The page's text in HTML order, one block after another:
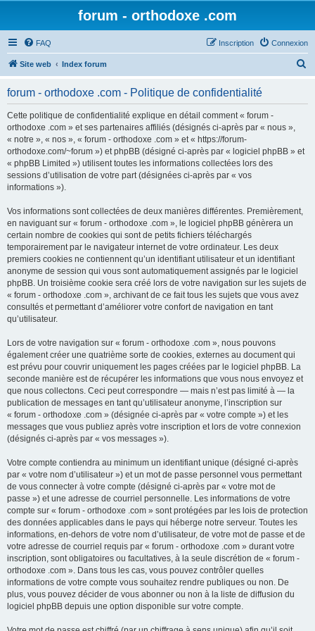
forum - orthodoxe .com
FAQ Connexion
Inscription
Site web Index forum
forum - orthodoxe .com - Politique de confidentialité
Cette politique de confidentialité explique en détail comment « forum -
orthodoxe .com » et ses partenaires affiliés (désignés ci-après par « nous »,
« notre », « nos », « forum - orthodoxe .com » et « https://forum-
orthodoxe.com/~forum ») et phpBB (désigné ci-après par « logiciel phpBB » et
« phpBB Limited ») utilisent toutes les informations collectées lors des
sessions d’utilisation de votre part (désignées ci-après par « vos
informations »).
Vos informations sont collectées de deux manières différentes. Premièrement,
en naviguant sur « forum - orthodoxe .com », le logiciel phpBB génèrera un
certain nombre de cookies qui sont de petits fichiers téléchargés
temporairement par le navigateur internet de votre ordinateur. Les deux
premiers cookies ne contiennent qu’un identifiant utilisateur et un identifiant
anonyme de session qui vous sont automatiquement assignés par le logiciel
phpBB. Un troisième cookie sera créé lors de votre navigation sur les sujets de
« forum - orthodoxe .com », archivant de ce fait tous les sujets que vous avez
consultés et permettant d’améliorer votre confort de navigation en tant
qu’utilisateur.
Lors de votre navigation sur « forum - orthodoxe .com », nous pouvons
également créer une quatrième sorte de cookies, externes au document qui
est prévu pour couvrir uniquement les pages créées par le logiciel phpBB. La
seconde manière est de récupérer les informations que vous nous envoyez et
que nous collectons. Ceci peut correspondre — mais n’est pas limité à — la
publication de messages en tant qu’utilisateur anonyme, l’inscription sur
« forum - orthodoxe .com » (désignée ci-après par « votre compte ») et les
messages que vous publiez après votre inscription et lors de votre connexion
(désignés ci-après par « vos messages »).
Votre compte contiendra au minimum un identifiant unique (désigné ci-après
par « votre nom d’utilisateur ») et un mot de passe personnel vous permettant
de vous connecter à votre compte (désigné ci-après par « votre mot de
passe ») et une adresse de courriel personnelle. Les informations de votre
compte sur « forum - orthodoxe .com » sont protégées par les lois de protection
des données applicables dans le pays qui héberge notre serveur. Toutes les
informations, en-dehors de votre nom d’utilisateur, de votre mot de passe et de
votre adresse de courriel requis par « forum - orthodoxe .com » durant votre
inscription, sont obligatoires ou facultatives, à la seule discrétion de « forum -
orthodoxe .com ». Dans tous les cas, vous pouvez contrôler quelles
informations de votre compte vous souhaitez rendre publiques ou non. De
plus, vous pouvez décider de vous abonner ou non à la liste de diffusion du
logiciel phpBB depuis une option disponible sur votre compte.